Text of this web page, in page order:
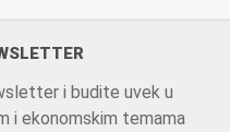
i budite uvek u
i ekonomskim temama